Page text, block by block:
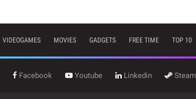
VIDEOGAMES MOVIES GADGETS FREE TIME TOP 10
Facebook Youtube Linkedin Steam